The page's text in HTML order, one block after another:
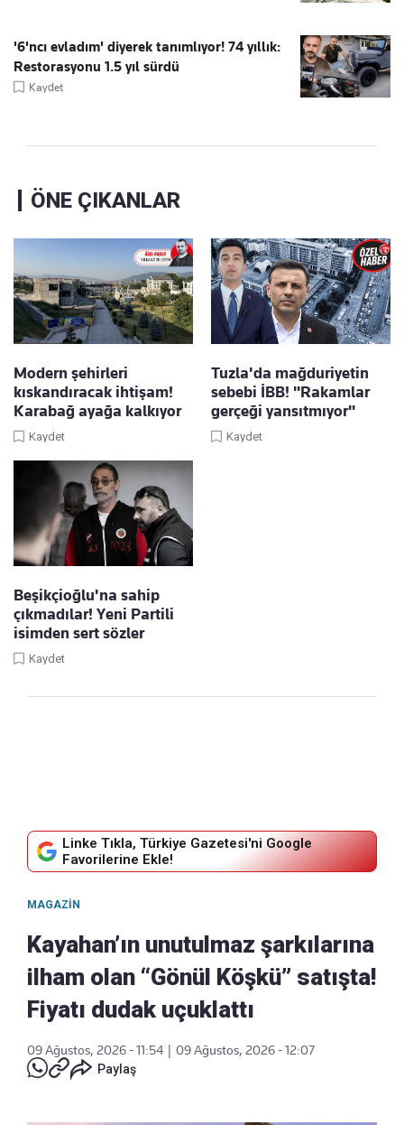
'6'ncı evladım' diyerek tanımlıyor! 74 yıllık:
Restorasyonu 1.5 yıl sürdü
Kaydet
ÖNE ÇIKANLAR
Modern şehirleri
kıskandıracak ihtişam!
Karabağ ayağa kalkıyor
Kaydet
Tuzla'da mağduriyetin
sebebi İBB! "Rakamlar
gerçeği yansıtmıyor"
Kaydet
Beşikçioğlu'na sahip
çıkmadılar! Yeni Partili
isimden sert sözler
Kaydet
Linke Tıkla, Türkiye Gazetesi'ni Google
Favorilerine Ekle!
MAGAZIN
Kayahan’ın unutulmaz şarkılarına
ilham olan “Gönül Köşkü” satışta!
Fiyatı dudak uçuklattı
09 Ağustos, 2026 - 11:54
09 Ağustos, 2026 - 12:07
Paylaş